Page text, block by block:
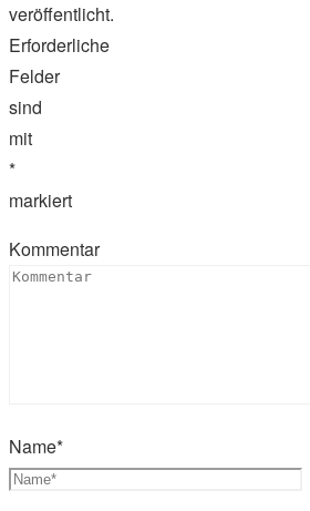
veröffentlicht.
Erforderliche
Felder
sind
mit
*
markiert
Kommentar
Name*